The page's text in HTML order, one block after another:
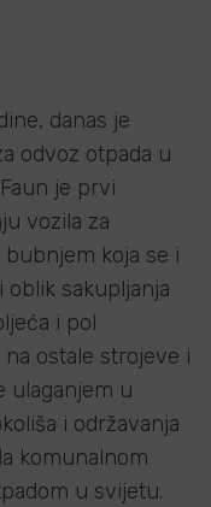
danas je
odvoz otpada u
je prvi
vozila za
koja se i
sakupljanja
i pol
ostale strojeve i
ulaganjem u
i održavanja
komunalnom
u svijetu.